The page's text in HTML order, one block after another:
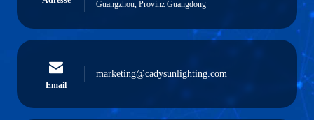
Guangzhou, Provinz Guangdong
Email
marketing@cadysunlighting.com